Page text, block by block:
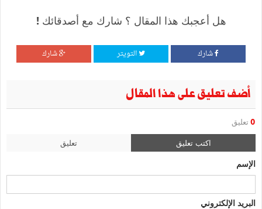
هل أعجبك هذا المقال ؟ شارك مع أصدقائك !
شارك التويتر شارك
أضف تعليق على هذا المقال
0 تعليق
اكتب تعليق تعليق
الإسم
البريد الإلكتروني